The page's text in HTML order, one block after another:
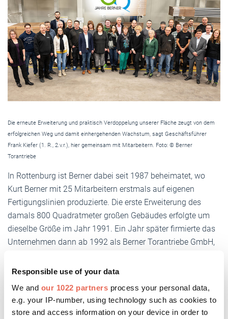
Responsible use of your data
We and our 1022 partners process your personal data,
e.g. your IP-number, using technology such as cookies to
store and access information on your device in order to
Die erneute Erweiterung und praktisch Verdoppelung unserer Fläche zeugt von dem
erfolgreichen Weg und damit einhergehenden Wachstum, sagt Geschäftsführer
Frank Kiefer (1. R., 2.v.r.), hier gemeinsam mit Mitarbeitern. Foto: © Berner
Torantriebe
In Rottenburg ist Berner dabei seit 1987 beheimatet, wo
Kurt Berner mit 25 Mitarbeitern erstmals auf eigenen
Fertigungslinien produzierte. Die erste Erweiterung des
damals 800 Quadratmeter großen Gebäudes erfolgte um
dieselbe Größe im Jahr 1991. Ein Jahr später firmierte das
Unternehmen dann ab 1992 als Berner Torantriebe GmbH,
Torantriebe KG.
Der Standort in Rottenburg erhielt 2011 eine erneute
Erweiterung um 1000 Quadratmeter auf 2600
Quadratmeter – somit ist der aktuelle Neubau, der in